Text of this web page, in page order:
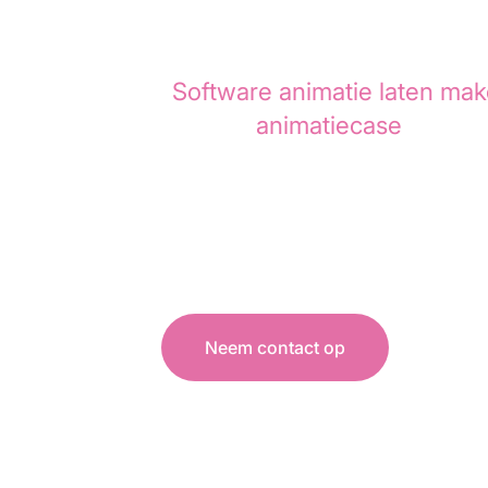
Software animatie laten
animatiecase
Neem contact op